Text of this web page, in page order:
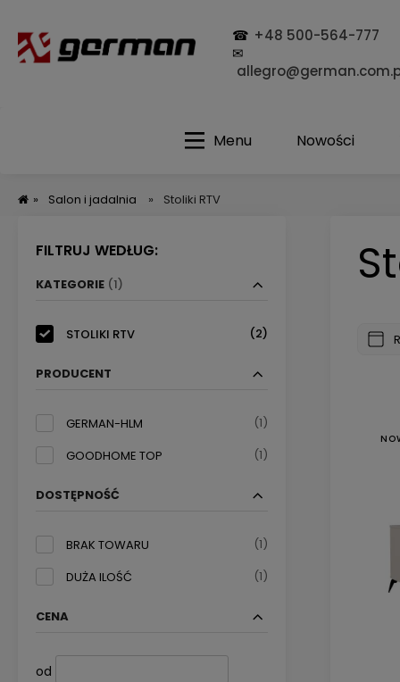
☎ +48 500-564-777
✉
Menu Nowości
» Salon i jadalnia » Stoliki RTV
FILTRUJ WEDŁUG:
KATEGORIE (1)
STOLIKI RTV (2)
PRODUCENT
GERMAN-HLM
(1)
GOODHOME TOP
(1)
DOSTĘPNOŚĆ
BRAK TOWARU
(1)
DUŻA ILOŚĆ
(1)
CENA
od